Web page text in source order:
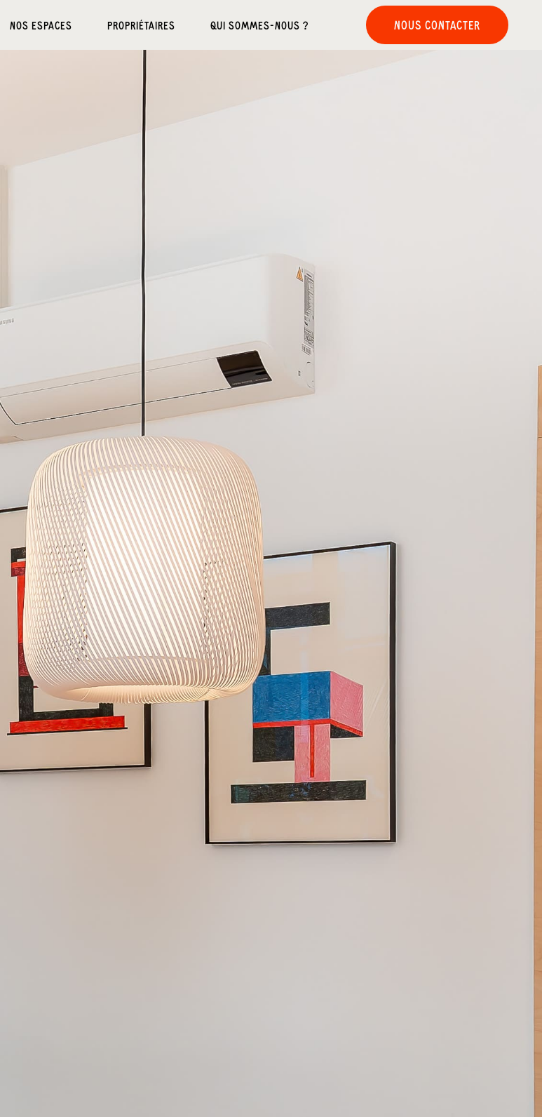
NOS ESPACES PROPRIÉTAIRES QUI SOMMES-NOUS ? NOUS CONTACTER